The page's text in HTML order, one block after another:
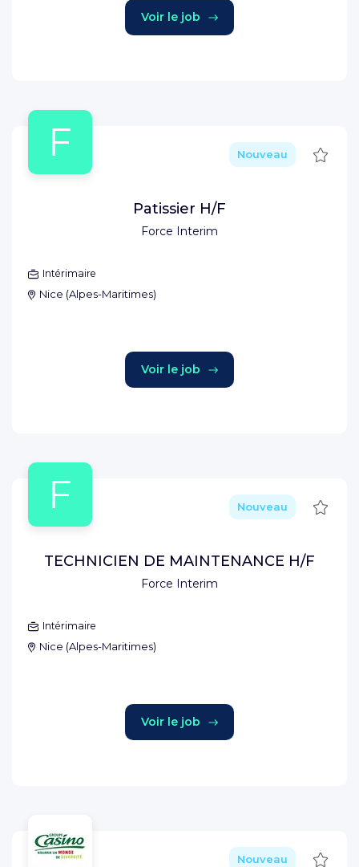
Voir le job
F
Force Interim
Nouveau
Patissier H/F
Intérimaire
Nice (Alpes-Maritimes)
Voir le job
F
Force Interim
Nouveau
TECHNICIEN DE MAINTENANCE H/F
Intérimaire
Nice (Alpes-Maritimes)
Voir le job
Nouveau